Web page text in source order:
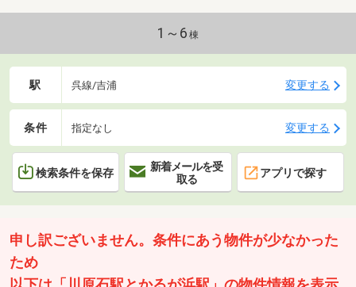
ト株式会社◆◇・住宅ローンに不安がある方、一度断
られた方、お気軽にご相談ください・ご自宅までの送
1～6 棟
駅 呉線/吉浦 変更する
条件 指定なし 変更する
検索条件を保存
新着メールを受
取る
アプリで探す
申し訳ございません。条件にあう物件が少なかった
ため